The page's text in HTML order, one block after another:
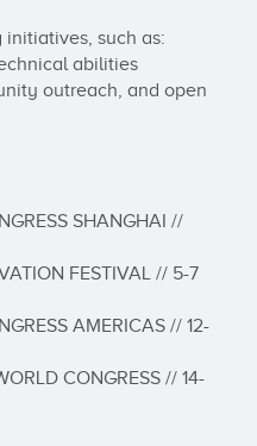
such as:
abilities
outreach, and open
SHANGHAI //
FESTIVAL // 5-7
AMERICAS // 12-
CONGRESS // 14-